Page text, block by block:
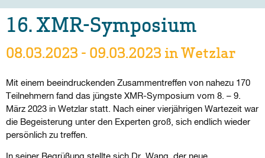
16. XMR-Symposium
08.03.2023 - 09.03.2023 in Wetzlar
Mit einem beeindruckenden Zusammentreffen von nahezu 170
Teilnehmern fand das jüngste XMR-Symposium vom 8. – 9.
März 2023 in Wetzlar statt. Nach einer vierjährigen Wartezeit war
die Begeisterung unter den Experten groß, sich endlich wieder
persönlich zu treffen.